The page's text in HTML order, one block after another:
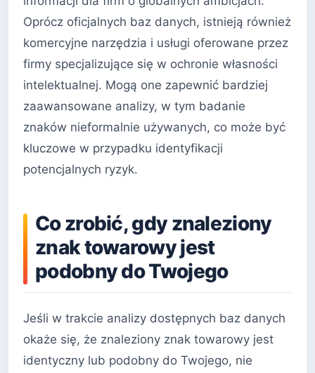
Oprócz oficjalnych baz danych, istnieją również
komercyjne narzędzia i usługi oferowane przez
firmy specjalizujące się w ochronie własności
intelektualnej. Mogą one zapewnić bardziej
zaawansowane analizy, w tym badanie
znaków nieformalnie używanych, co może być
kluczowe w przypadku identyfikacji
potencjalnych ryzyk.
Co zrobić, gdy znaleziony
znak towarowy jest
podobny do Twojego
Jeśli w trakcie analizy dostępnych baz danych
okaże się, że znaleziony znak towarowy jest
identyczny lub podobny do Twojego, nie